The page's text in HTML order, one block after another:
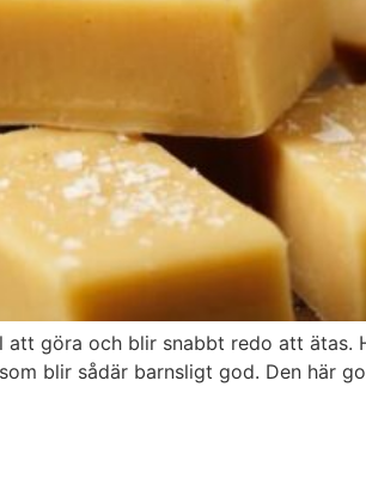
att göra och blir snabbt redo att
blir sådär barnsligt god. Den här